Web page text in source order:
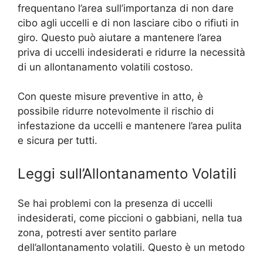
frequentano l’area sull’importanza di non dare
cibo agli uccelli e di non lasciare cibo o rifiuti in
giro. Questo può aiutare a mantenere l’area
priva di uccelli indesiderati e ridurre la necessità
di un allontanamento volatili costoso.
Con queste misure preventive in atto, è
possibile ridurre notevolmente il rischio di
infestazione da uccelli e mantenere l’area pulita
e sicura per tutti.
Leggi sull’Allontanamento Volatili
Se hai problemi con la presenza di uccelli
indesiderati, come piccioni o gabbiani, nella tua
zona, potresti aver sentito parlare
dell’allontanamento volatili. Questo è un metodo